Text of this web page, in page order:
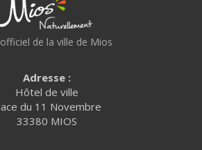
de la ville de Mios
Adresse :
Hôtel de ville
du 11 Novembre
33380 MIOS